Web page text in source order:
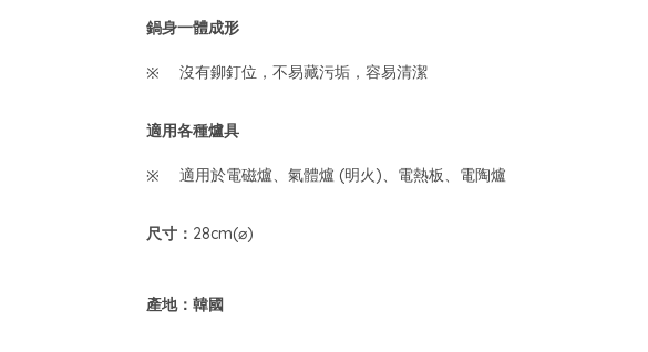
鍋身一體成形
沒有鉚釘位，不易藏污垢，容易清潔
適用各種爐具
適用於電磁爐、氣體爐 (明火)、電熱板、電陶爐
尺寸： 28cm(⌀)
產地：韓國